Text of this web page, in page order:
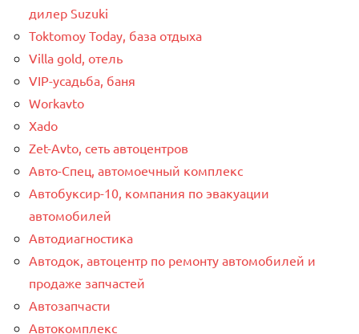
дилер Suzuki
Toktomoy Today, база отдыха
Villa gold, отель
VIP-усадьба, баня
Workavto
Xado
Zet-Avto, сеть автоцентров
Авто-Спец, автомоечный комплекс
Автобуксир-10, компания по эвакуации
автомобилей
Автодиагностика
Автодок, автоцентр по ремонту автомобилей и
продаже запчастей
Автозапчасти
Автокомплекс